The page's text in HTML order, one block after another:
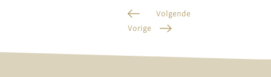
Vorige
Volgende